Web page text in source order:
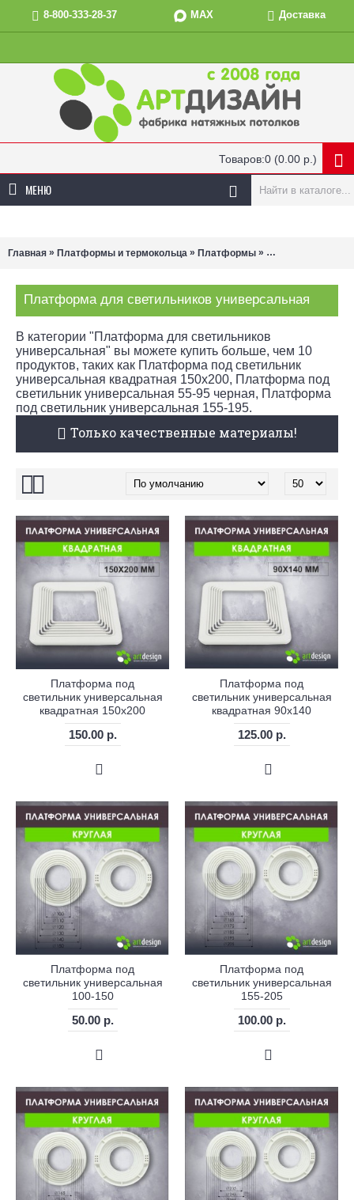
8-800-333-28-37 MAX Доставка
Товаров:0 (0.00 р.)
МЕНЮ
Главная » Платформы и термокольца » Платформы » Платформа для
Платформа для светильников универсальная
В категории "Платформа для светильников
универсальная" вы можете купить больше, чем 10
продуктов, таких как Платформа под светильник
универсальная квадратная 150х200, Платформа под
светильник универсальная 55-95 черная, Платформа
под светильник универсальная 155-195.
Только качественные материалы!
Платформа под
светильник универсальная
квадратная 150х200
150.00 р.
Платформа под
светильник универсальная
квадратная 90х140
125.00 р.
Платформа под
светильник универсальная
100-150
50.00 р.
Платформа под
светильник универсальная
155-205
100.00 р.